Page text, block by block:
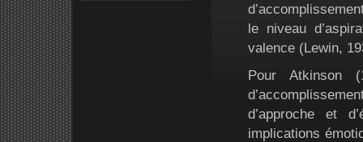
le niveau
valence (Lewin,
Pour Atkinson
d’approche et
implications